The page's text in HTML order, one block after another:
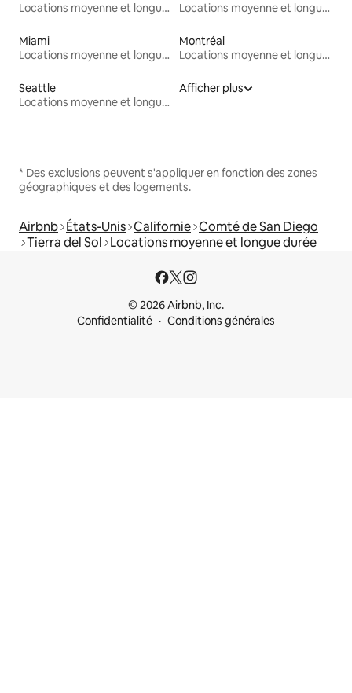
Locations moyenne et longue durée
Locations moyenne et longue durée
Miami
Locations moyenne et longue durée
Montréal
Locations moyenne et longue durée
Seattle
Locations moyenne et longue durée
Afficher plus
* Des exclusions peuvent s'appliquer en fonction des zones
géographiques et des logements.
Airbnb États-Unis Californie Comté de San Diego
Tierra del Sol Locations moyenne et longue durée
© 2026 Airbnb, Inc.
Confidentialité
Conditions générales